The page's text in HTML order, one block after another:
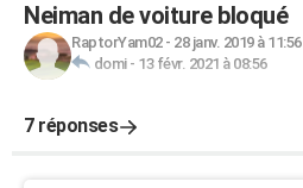
Neiman de voiture bloqué
RaptorYam02- 28 janv. 2019 à 11:56
domi- 13 févr. 2021 à 08:56
7 réponses